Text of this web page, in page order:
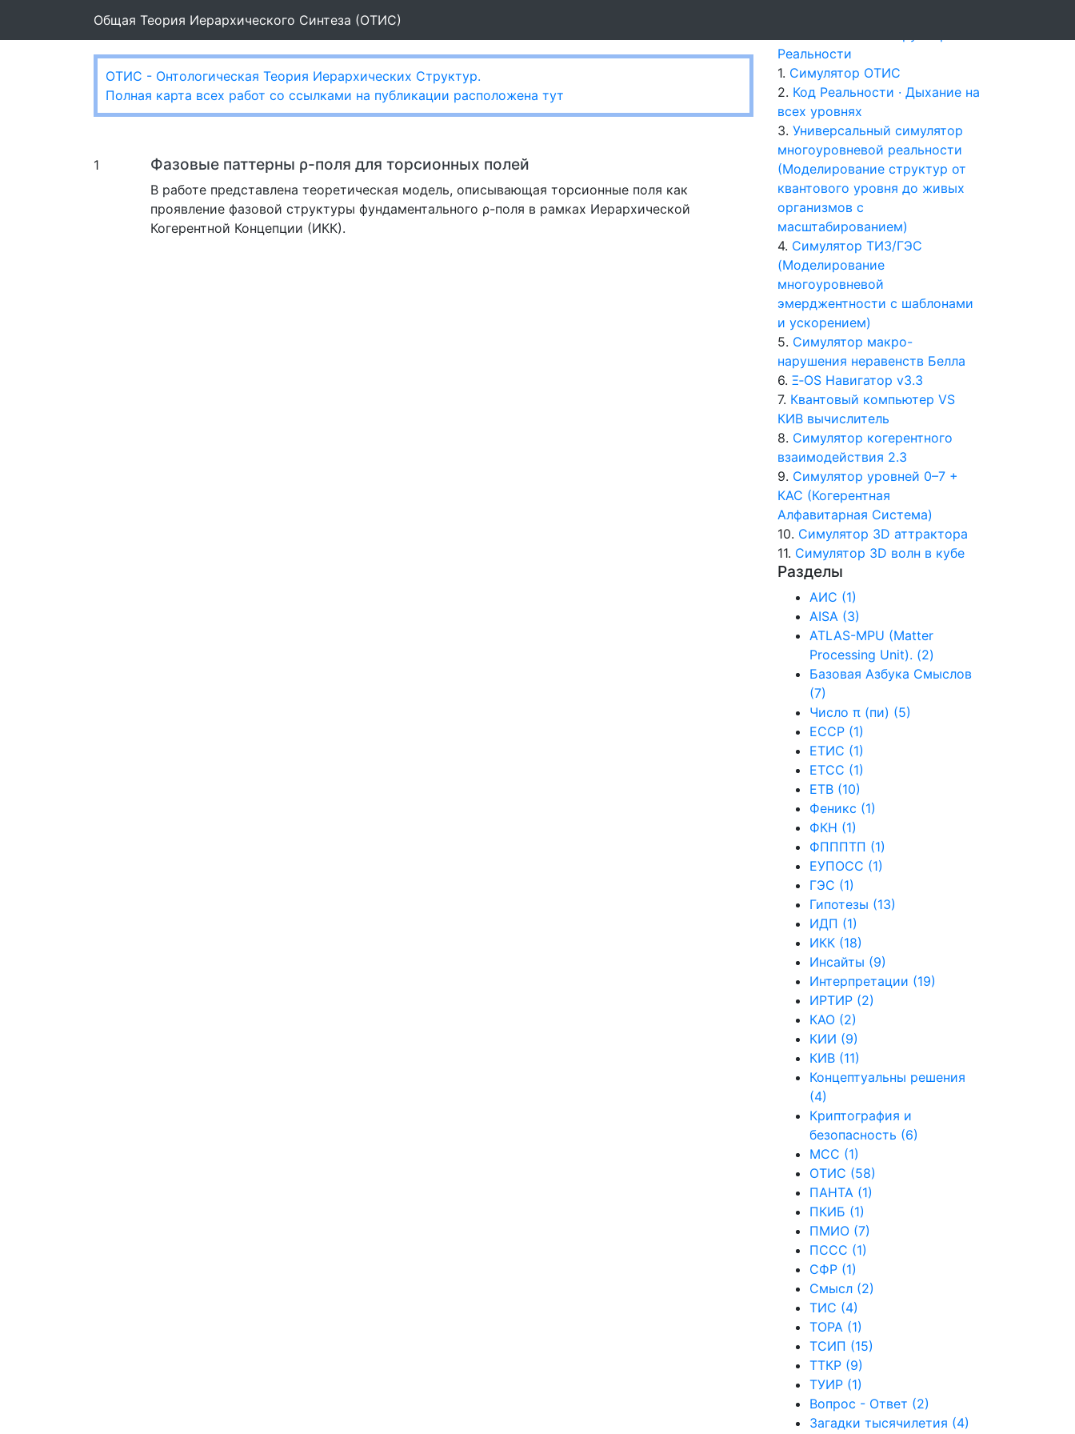
Общая Теория Иерархического Синтеза (ОТИС)
ОТИС - Онтологическая Теория Иерархических Структур.
Полная карта всех работ со ссылками на публикации расположена тут
1 Фазовые паттерны ρ-поля для торсионных полей
В работе представлена теоретическая модель, описывающая торсионные поля как
проявление фазовой структуры фундаментального ρ-поля в рамках Иерархической
Когерентной Концепции (ИКК).
Реальности
1. Симулятор ОТИС
2. Код Реальности · Дыхание на
всех уровнях
3. Универсальный симулятор
многоуровневой реальности
(Моделирование структур от
квантового уровня до живых
организмов с
масштабированием)
4. Симулятор ТИЗ/ГЭС
(Моделирование
многоуровневой
эмерджентности с шаблонами
и ускорением)
5. Симулятор макро-
нарушения неравенств Белла
6. Ξ‑OS Навигатор v3.3
7. Квантовый компьютер VS
КИВ вычислитель
8. Симулятор когерентного
взаимодействия 2.3
9. Симулятор уровней 0–7 +
КАС (Когерентная
Алфавитарная Система)
10. Симулятор 3D аттрактора
11. Симулятор 3D волн в кубе
Разделы
АИС (1)
AISA (3)
ATLAS-MPU (Matter
Processing Unit). (2)
Базовая Азбука Смыслов
(7)
Число π (пи) (5)
ЕССР (1)
ЕТИС (1)
ЕТСС (1)
ЕТВ (10)
Феникс (1)
ФКН (1)
ФПППТП (1)
ЕУПОСС (1)
ГЭС (1)
Гипотезы (13)
ИДП (1)
ИКК (18)
Инсайты (9)
Интерпретации (19)
ИРТИР (2)
КАО (2)
КИИ (9)
КИВ (11)
Концептуальны решения
(4)
Криптография и
безопасность (6)
МСС (1)
ОТИС (58)
ПАНТА (1)
ПКИБ (1)
ПМИО (7)
ПССС (1)
СФР (1)
Смысл (2)
ТИС (4)
ТОРА (1)
ТСИП (15)
ТТКР (9)
ТУИР (1)
Вопрос - Ответ (2)
Загадки тысячилетия (4)